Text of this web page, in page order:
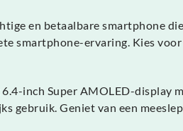
en betaalbare smartphone
smartphone-ervaring. Kies
inch Super AMOLED-
gebruik. Geniet van een